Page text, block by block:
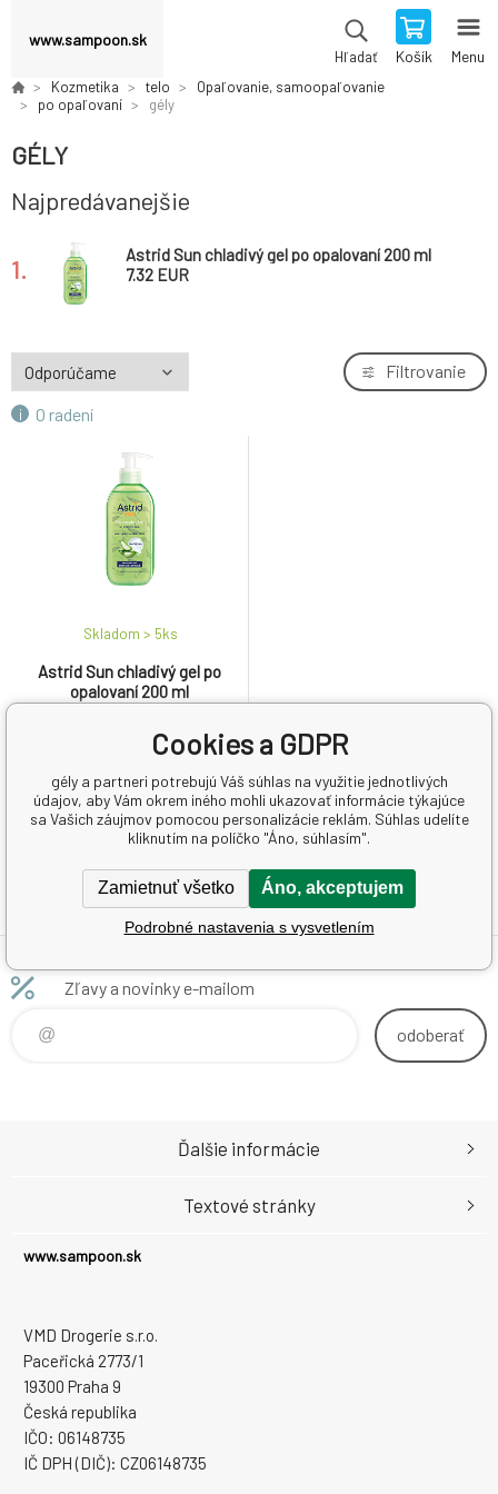
www.sampoon.sk
Hľadať Košík Menu
Kozmetika telo
Opaľovanie, samoopaľovanie
po opaľovaní
gély
GÉLY
Najpredávanejšie
1.
Astrid Sun chladivý gel po opalovaní 200 ml
7.32 EUR
O radení
Filtrovanie
Astrid Sun chladivý gel po
opalovaní 200 ml
Skladom > 5ks
7.32 EUR
EUR
Chladivý gel Astrid Sun
poskytuje okamžitú úľavu a
osvieženie pokožke po
opalovaní. Jeho ľahká, gélová
textura sa rýchlo vstrebáva a
nezanecháva mastný film.
Zľavy a novinky e-mailom
odoberať
www.sampoon.sk
VMD Drogerie s.r.o.
Paceřická 2773/1
19300 Praha 9
Česká republika
IČO: 06148735
IČ DPH (DIČ): CZ06148735
Ďalšie informácie
Textové stránky
Cookies a GDPR
gély a partneri potrebujú Váš súhlas na využitie jednotlivých
údajov, aby Vám okrem iného mohli ukazovať informácie týkajúce
sa Vašich záujmov pomocou personalizácie reklám. Súhlas udelíte
kliknutím na políčko "Áno, súhlasím".
Zamietnuť všetko Áno, akceptujem
Podrobné nastavenia s vysvetlením